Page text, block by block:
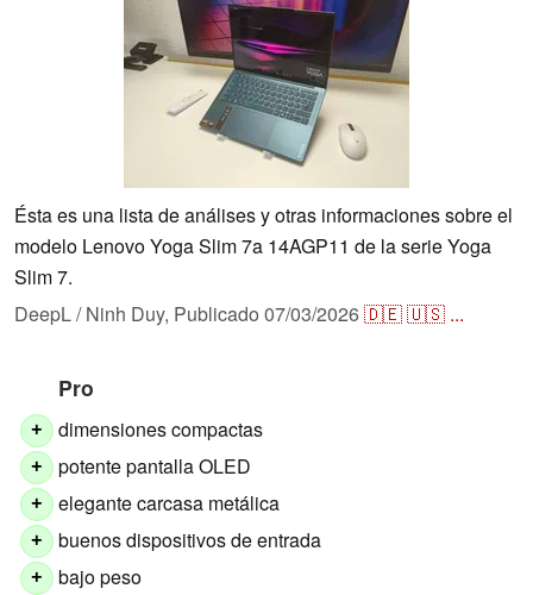
Ésta es una lista de análises y otras informaciones sobre el
modelo Lenovo Yoga Slim 7a 14AGP11 de la serie Yoga
Slim 7.
DeepL / Ninh Duy, Publicado 07/03/2026🇩🇪🇺🇸 ...
Pro
+ dimensiones compactas
+ potente pantalla OLED
+ elegante carcasa metálica
+ buenos dispositivos de entrada
+ bajo peso